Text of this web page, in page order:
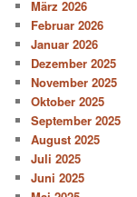
März 2026
Februar 2026
Januar 2026
Dezember 2025
November 2025
Oktober 2025
September 2025
August 2025
Juli 2025
Juni 2025